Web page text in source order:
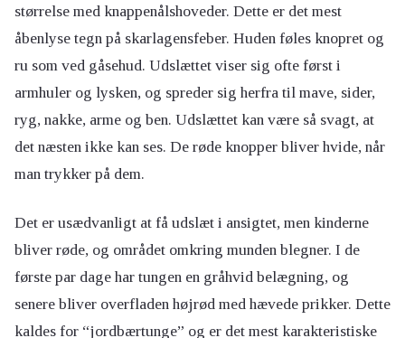
størrelse med knappenålshoveder. Dette er det mest
åbenlyse tegn på skarlagensfeber. Huden føles knopret og
ru som ved gåsehud. Udslættet viser sig ofte først i
armhuler og lysken, og spreder sig herfra til mave, sider,
ryg, nakke, arme og ben. Udslættet kan være så svagt, at
det næsten ikke kan ses. De røde knopper bliver hvide, når
man trykker på dem.
Det er usædvanligt at få udslæt i ansigtet, men kinderne
bliver røde, og området omkring munden blegner. I de
første par dage har tungen en gråhvid belægning, og
senere bliver overfladen højrød med hævede prikker. Dette
kaldes for “jordbærtunge” og er det mest karakteristiske